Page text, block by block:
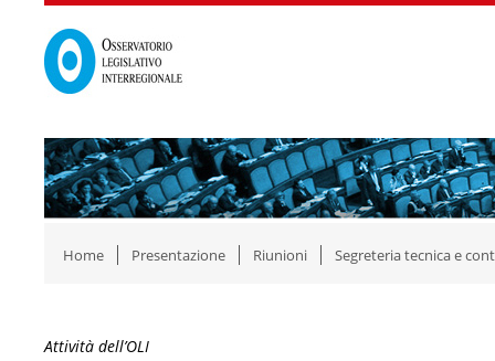
Home Presentazione Riunioni Segreteria tecnica e
Attività dell’OLI